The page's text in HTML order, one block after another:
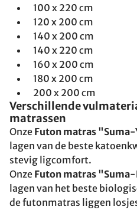
100 x 220 cm
120 x 200 cm
140 x 200 cm
140 x 220 cm
160 x 200 cm
180 x 200 cm
200 x 200 cm
Verschillende
matrassen
Onze Futon matras
lagen van de beste
stevig ligcomfort.
Onze Futon matras
lagen van het beste
de futonmatras liggen